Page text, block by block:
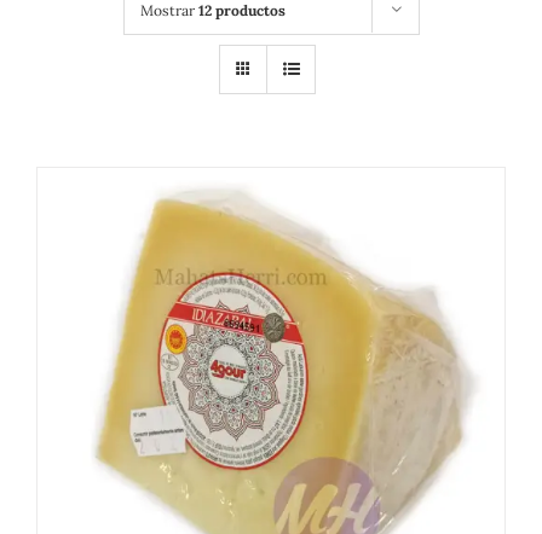
Mostrar 12 productos
DETALLES